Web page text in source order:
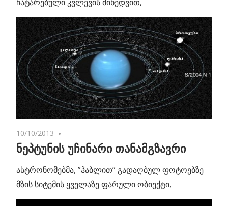
10/10/2013
ნეპტუნის უჩინარი თანამგზავრი
ასტრონომებმა, ”ჰაბლით” გადაღბულ ფოტოებზე
მზის სიტემის ყველაზე ფარული ობიექტი,